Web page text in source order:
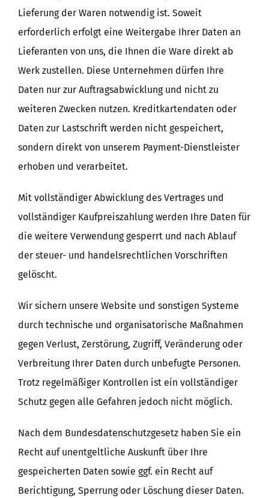
Lieferung der Waren notwendig ist. Soweit
erforderlich erfolgt eine Weitergabe Ihrer Daten an
Lieferanten von uns, die Ihnen die Ware direkt ab
Werk zustellen. Diese Unternehmen dürfen Ihre
Daten nur zur Auftragsabwicklung und nicht zu
weiteren Zwecken nutzen. Kreditkartendaten oder
Daten zur Lastschrift werden nicht gespeichert,
sondern direkt von unserem Payment-Dienstleister
erhoben und verarbeitet.
Mit vollständiger Abwicklung des Vertrages und
vollständiger Kaufpreiszahlung werden Ihre Daten für
die weitere Verwendung gesperrt und nach Ablauf
der steuer- und handelsrechtlichen Vorschriften
gelöscht.
Wir sichern unsere Website und sonstigen Systeme
durch technische und organisatorische Maßnahmen
gegen Verlust, Zerstörung, Zugriff, Veränderung oder
Verbreitung Ihrer Daten durch unbefugte Personen.
Trotz regelmäßiger Kontrollen ist ein vollständiger
Schutz gegen alle Gefahren jedoch nicht möglich.
Nach dem Bundesdatenschutzgesetz haben Sie ein
Recht auf unentgeltliche Auskunft über Ihre
gespeicherten Daten sowie ggf. ein Recht auf
Berichtigung, Sperrung oder Löschung dieser Daten.